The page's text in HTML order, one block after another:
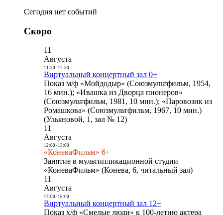
Сегодня нет событий
Скоро
11
Августа
11:30- 12:30
Виртуальный концертный зал 0+
Показ м/ф «Мойдодыр» (Союзмультфильм, 1954,
16 мин.); «Ивашка из Дворца пионеров»
(Союзмультфильм, 1981, 10 мин.); «Паровозик из
Ромашкова» (Союзмультфильм, 1967, 10 мин.)
(Ульяновой, 1, зал № 12)
11
Августа
12:00- 13:00
«КоневаФильм» 6+
Занятие в мультипликационной студии
«КоневаФильм» (Конева, 6, читальный зал)
11
Августа
17:00- 18:00
Виртуальный концертный зал 12+
Показ х/ф «Смелые люди» к 100-летию актера